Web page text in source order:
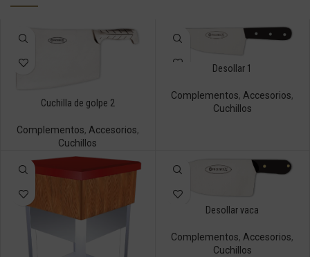
Cuchilla de golpe 2
Complementos, Accesorios,
Cuchillos
Desollar 1
Complementos,Accesorios,
Cuchillos
Desollar vaca
Complementos,Accesorios,
Cuchillos